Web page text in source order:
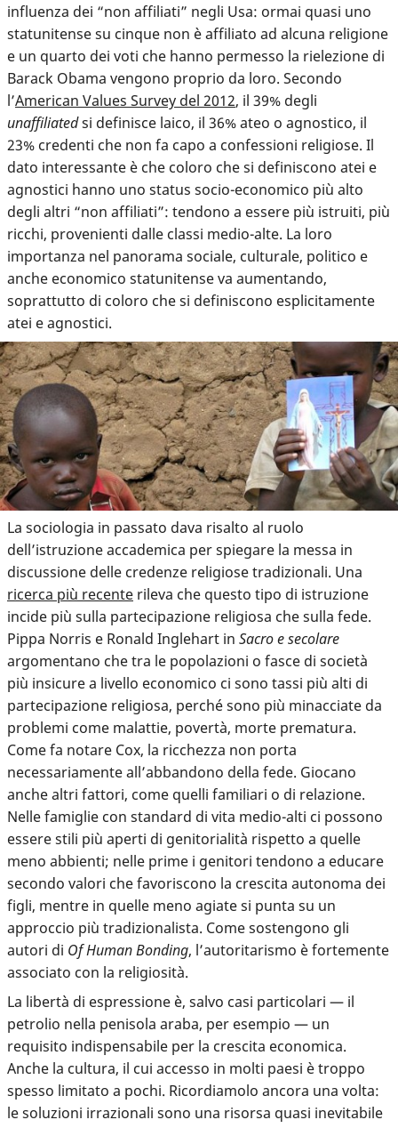
influenza dei “non affiliati” negli Usa: ormai quasi uno
statunitense su cinque non è affiliato ad alcuna religione
e un quarto dei voti che hanno permesso la rielezione di
Barack Obama vengono proprio da loro. Secondo
l’American Values Survey del 2012, il 39% degli
unaffiliatedsi definisce laico, il 36% ateo o agnostico, il
23% credenti che non fa capo a confessioni religiose. Il
dato interessante è che coloro che si definiscono atei e
agnostici hanno uno status socio-economico più alto
degli altri “non affiliati”: tendono a essere più istruiti, più
ricchi, provenienti dalle classi medio-alte. La loro
importanza nel panorama sociale, culturale, politico e
anche economico statunitense va aumentando,
soprattutto di coloro che si definiscono esplicitamente
atei e agnostici.
La sociologia in passato dava risalto al ruolo
dell’istruzione accademica per spiegare la messa in
discussione delle credenze religiose tradizionali. Una
ricerca più recente rileva che questo tipo di istruzione
incide più sulla partecipazione religiosa che sulla fede.
Pippa Norris e Ronald Inglehart in Sacro e secolare
argomentano che tra le popolazioni o fasce di società
più insicure a livello economico ci sono tassi più alti di
partecipazione religiosa, perché sono più minacciate da
problemi come malattie, povertà, morte prematura.
Come fa notare Cox, la ricchezza non porta
necessariamente all’abbandono della fede. Giocano
anche altri fattori, come quelli familiari o di relazione.
Nelle famiglie con standard di vita medio-alti ci possono
essere stili più aperti di genitorialità rispetto a quelle
meno abbienti; nelle prime i genitori tendono a educare
secondo valori che favoriscono la crescita autonoma dei
figli, mentre in quelle meno agiate si punta su un
approccio più tradizionalista. Come sostengono gli
autori di Of Human Bonding, l’autoritarismo è fortemente
associato con la religiosità.
La libertà di espressione è, salvo casi particolari — il
petrolio nella penisola araba, per esempio — un
requisito indispensabile per la crescita economica.
Anche la cultura, il cui accesso in molti paesi è troppo
spesso limitato a pochi. Ricordiamolo ancora una volta:
le soluzioni irrazionali sono una risorsa quasi inevitabile